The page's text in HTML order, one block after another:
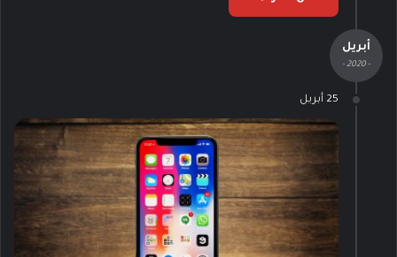
أبريل
- 2020 -
25 أبريل